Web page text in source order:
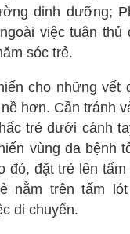
dinh dưỡng;
việc tuân thủ
sóc trẻ.
cho những vết
hơn. Cần tránh
trẻ dưới cánh
vùng da bệnh
đó, đặt trẻ lên tấm
nằm trên tấm
di chuyển.